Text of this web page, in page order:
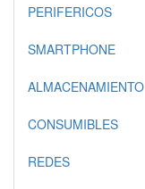
PERIFERICOS
SMARTPHONE
ALMACENAMIENTO
CONSUMIBLES
REDES